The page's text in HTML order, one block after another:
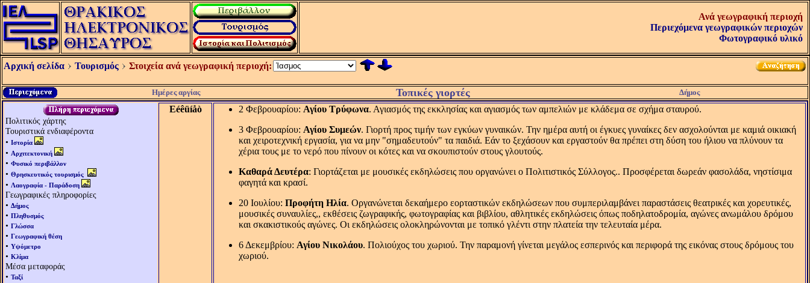
Ανά γεωγραφική περιοχή
Περιεχόμενα γεωγραφικών περιοχών
Φωτογραφικό υλικό
Αρχική σελίδα Τουρισμός Στοιχεία ανά γεωγραφική περιοχή:
Ημέρες αργίας Τοπικές γιορτές Δήμος
Πολιτικός χάρτης
Τουριστικά ενδιαφέροντα
• Ιστορία
• Αρχιτεκτονική
• Φυσικό περιβάλλον
• Θρησκευτικός τουρισμός
• Λαογραφία - Παράδοση
Γεωγραφικές πληροφορίες
• Δήμος
• Πληθυσμός
• Γλώσσα
• Γεωγραφική θέση
• Υψόμετρο
• Κλίμα
Μέσα μεταφοράς
• Ταξί
Eéêüíåò 2 Φεβρουαρίου: Αγίου Τρύφωνα. Αγιασμός της εκκλησίας και αγιασμός των αμπελιών με κλάδεμα σε σχήμα σταυρού.
3 Φεβρουαρίου: Αγίου Συμεών. Γιορτή προς τιμήν των εγκύων γυναικών. Την ημέρα αυτή οι έγκυες γυναίκες δεν ασχολούνται με καμιά οικιακή
και χειροτεχνική εργασία, για να μην "σημαδευτούν" τα παιδιά. Εάν το ξεχάσουν και εργαστούν θα πρέπει στη δύση του ήλιου να πλύνουν τα
χέρια τους με το νερό που πίνουν οι κότες και να σκουπιστούν στους γλουτούς.
Καθαρά Δευτέρα: Γιορτάζεται με μουσικές εκδηλώσεις που οργανώνει ο Πολιτιστικός Σύλλογος.. Προσφέρεται δωρεάν φασολάδα, νηστίσιμα
φαγητά και κρασί.
20 Ιουλίου: Προφήτη Ηλία. Οργανώνεται δεκαήμερο εορταστικών εκδηλώσεων που συμπεριλαμβάνει παραστάσεις θεατρικές και χορευτικές,
μουσικές συναυλίες,, εκθέσεις ζωγραφικής, φωτογραφίας και βιβλίου, αθλητικές εκδηλώσεις όπως ποδηλατοδρομία, αγώνες ανωμάλου δρόμου
και σκακιστικούς αγώνες. Οι εκδηλώσεις ολοκληρώνονται με τοπικό γλέντι στην πλατεία την τελευταία μέρα.
6 Δεκεμβρίου: Αγίου Νικολάου. Πολιούχος του χωριού. Την παραμονή γίνεται μεγάλος εσπερινός και περιφορά της εικόνας στους δρόμους του
χωριού.